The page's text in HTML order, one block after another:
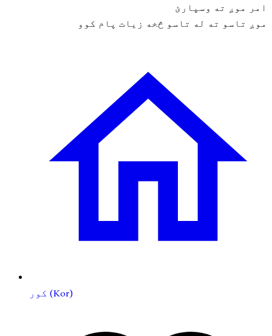
امر موږ ته وسپارئ
موږ تاسو ته له تاسو څخه زیات پام کوو
کور (Kor)